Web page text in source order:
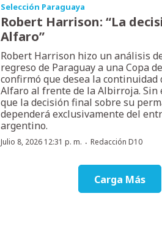
Selección Paraguaya
Robert Harrison: “La
Alfaro”
Robert Harrison hizo un análisis
regreso de Paraguay a una Copa
confirmó que desea la continuidad
Alfaro al frente de la Albirroja. Sin
que la decisión final sobre su
dependerá exclusivamente del
argentino.
Julio 8, 2026 12:31 p. m. ·Redacción D10
Carga Más